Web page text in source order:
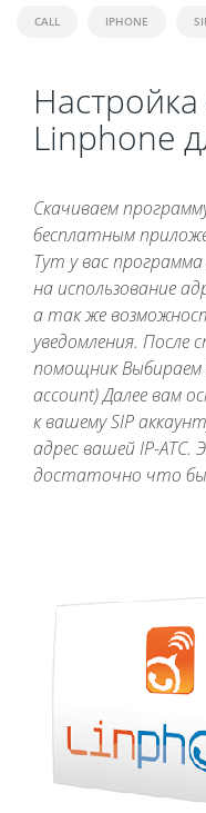
CALL IPHONE
Linphone
Скачиваем
бесплатным
Тут у вас
на использование
а так же
уведомления. После
помощник Выбираем
account) Далее вам
к вашему SIP
адрес вашей IP-
достаточно что